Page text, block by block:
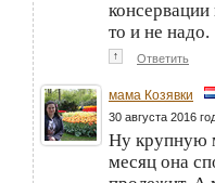
консервации
то и не надо.
↑ Ответить
мама Козявки
30 августа 2016
Ну крупную
месяц она